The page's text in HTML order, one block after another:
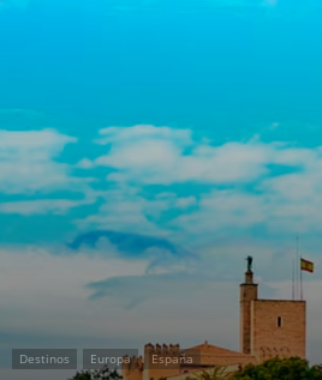
Destinos Europa España